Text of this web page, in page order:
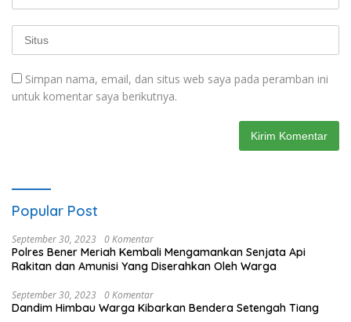
Simpan nama, email, dan situs web saya pada peramban ini
untuk komentar saya berikutnya.
Popular Post
September 30, 2023 0 Komentar
Polres Bener Meriah Kembali Mengamankan Senjata Api
Rakitan dan Amunisi Yang Diserahkan Oleh Warga
September 30, 2023 0 Komentar
Dandim Himbau Warga Kibarkan Bendera Setengah Tiang